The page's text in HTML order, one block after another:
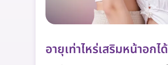
อายุเท่าไหร่เสริมหน้าอกได้